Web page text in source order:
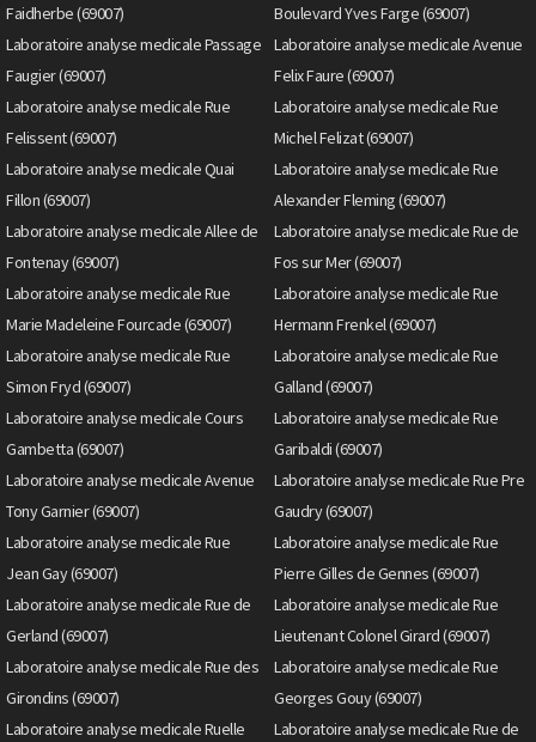
Faidherbe (69007)
Boulevard Yves Farge (69007)
Laboratoire analyse medicale Passage
Faugier (69007)
Laboratoire analyse medicale Avenue
Felix Faure (69007)
Laboratoire analyse medicale Rue
Felissent (69007)
Laboratoire analyse medicale Rue
Michel Felizat (69007)
Laboratoire analyse medicale Quai
Fillon (69007)
Laboratoire analyse medicale Rue
Alexander Fleming (69007)
Laboratoire analyse medicale Allee de
Fontenay (69007)
Laboratoire analyse medicale Rue de
Fos sur Mer (69007)
Laboratoire analyse medicale Rue
Marie Madeleine Fourcade (69007)
Laboratoire analyse medicale Rue
Hermann Frenkel (69007)
Laboratoire analyse medicale Rue
Simon Fryd (69007)
Laboratoire analyse medicale Rue
Galland (69007)
Laboratoire analyse medicale Cours
Gambetta (69007)
Laboratoire analyse medicale Rue
Garibaldi (69007)
Laboratoire analyse medicale Avenue
Tony Garnier (69007)
Laboratoire analyse medicale Rue Pre
Gaudry (69007)
Laboratoire analyse medicale Rue
Jean Gay (69007)
Laboratoire analyse medicale Rue
Pierre Gilles de Gennes (69007)
Laboratoire analyse medicale Rue de
Gerland (69007)
Laboratoire analyse medicale Rue
Lieutenant Colonel Girard (69007)
Laboratoire analyse medicale Rue des
Girondins (69007)
Laboratoire analyse medicale Rue
Georges Gouy (69007)
Laboratoire analyse medicale Ruelle
Laboratoire analyse medicale Rue de